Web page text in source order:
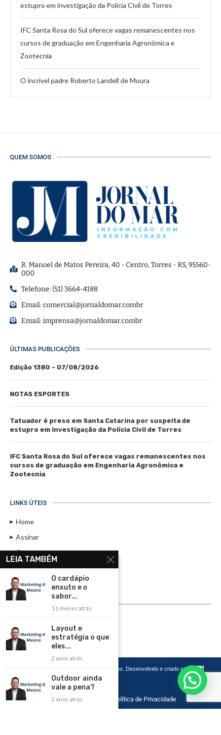
estupro em investigação da Polícia Civil de Torres
IFC Santa Rosa do Sul oferece vagas remanescentes nos
cursos de graduação em Engenharia Agronômica e
Zootecnia
O incrível padre Roberto Landell de Moura
QUEM SOMOS
R. Manoel de Matos Pereira, 40 - Centro, Torres - RS, 95560-
000
Telefone: (51) 3664-4188
Email:comercial@jornaldomar.combr
Email:imprensa@jornaldomar.combr
ÚLTIMAS PUBLICAÇÕES
Edição 1380 – 07/08/2026
NOTAS ESPORTES
Tatuador é preso em Santa Catarina por suspeita de
estupro em investigação da Polícia Civil de Torres
IFC Santa Rosa do Sul oferece vagas remanescentes nos
cursos de graduação em Engenharia Agronômica e
Zootecnia
LINKS ÚTEIS
Home
Assinar
Contato
Política de Privacidade
Rádio Maristela - Ao Vivo
Copyright 2026 – Todos os Direitos Reservados. Desenvolvido e criado por
Cadô
Agência de Marketing
Home Contato Política de Privacidade
LEIA TAMBÉM
O cardápio
enxuto e o
sabor...
11 meses atrás
Layout e
estratégia o que
eles...
2 anos atrás
Outdoor ainda
vale a pena?
2 anos atrás